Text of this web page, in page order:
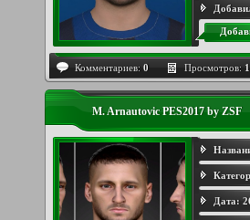
Комментариев: 0 Просмотров:
M. Arnautovic PES2017 by ZSF
Дата: